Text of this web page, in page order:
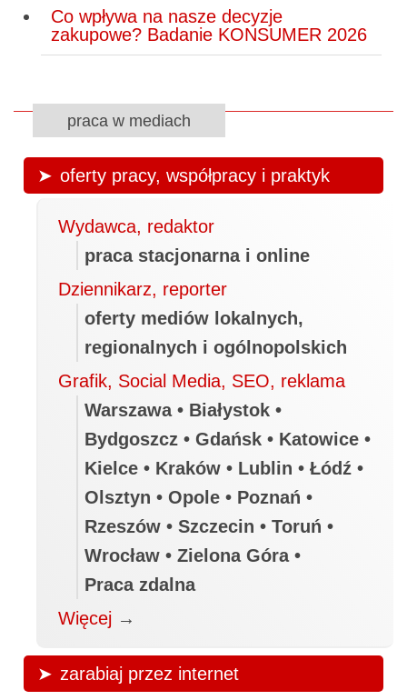
Co wpływa na nasze decyzje
zakupowe? Badanie KONSUMER 2026
praca w mediach
oferty pracy, współpracy i praktyk
Wydawca, redaktor
praca stacjonarna i online
Dziennikarz, reporter
oferty mediów lokalnych,
regionalnych i ogólnopolskich
Grafik, Social Media, SEO, reklama
Warszawa • Białystok •
Bydgoszcz • Gdańsk • Katowice •
Kielce • Kraków • Lublin • Łódź •
Olsztyn • Opole • Poznań •
Rzeszów • Szczecin • Toruń •
Wrocław • Zielona Góra •
Praca zdalna
Więcej →
zarabiaj przez internet